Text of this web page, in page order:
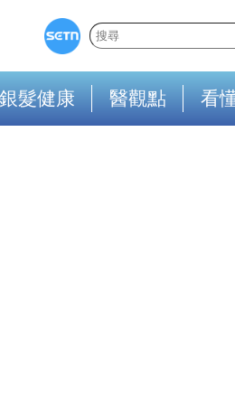
銀髮健康 醫觀點 看